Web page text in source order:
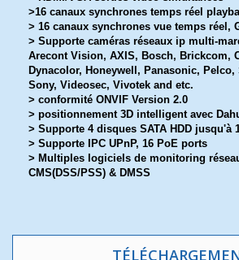
>16 canaux synchrones temps réel
> 16 canaux synchrones vue temps réel,
> Supporte caméras réseaux ip multi-
Arecont Vision, AXIS, Bosch, Brickcom,
Dynacolor, Honeywell, Panasonic, Pelco,
Sony, Videosec, Vivotek and etc.
> conformité ONVIF Version 2.0
> positionnement 3D intelligent avec
> Supporte 4 disques SATA HDD jusqu'à
> Supporte IPC UPnP, 16 PoE ports
> Multiples logiciels de monitoring
CMS(DSS/PSS) & DMSS